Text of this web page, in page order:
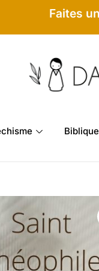
Faites
Biblique